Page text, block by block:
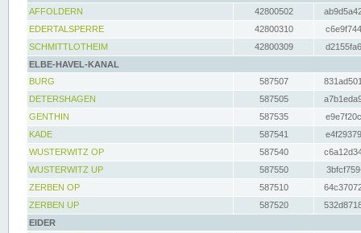
AFFOLDERN
42800502
EDERTALSPERRE
42800310
SCHMITTLOTHEIM
42800309
ELBE-HAVEL-KANAL
BURG
587507
DETERSHAGEN
587505
GENTHIN
587535
KADE
587541
WUSTERWITZ OP
587540
WUSTERWITZ UP
587550
ZERBEN OP
587510
ZERBEN UP
587520
EIDER